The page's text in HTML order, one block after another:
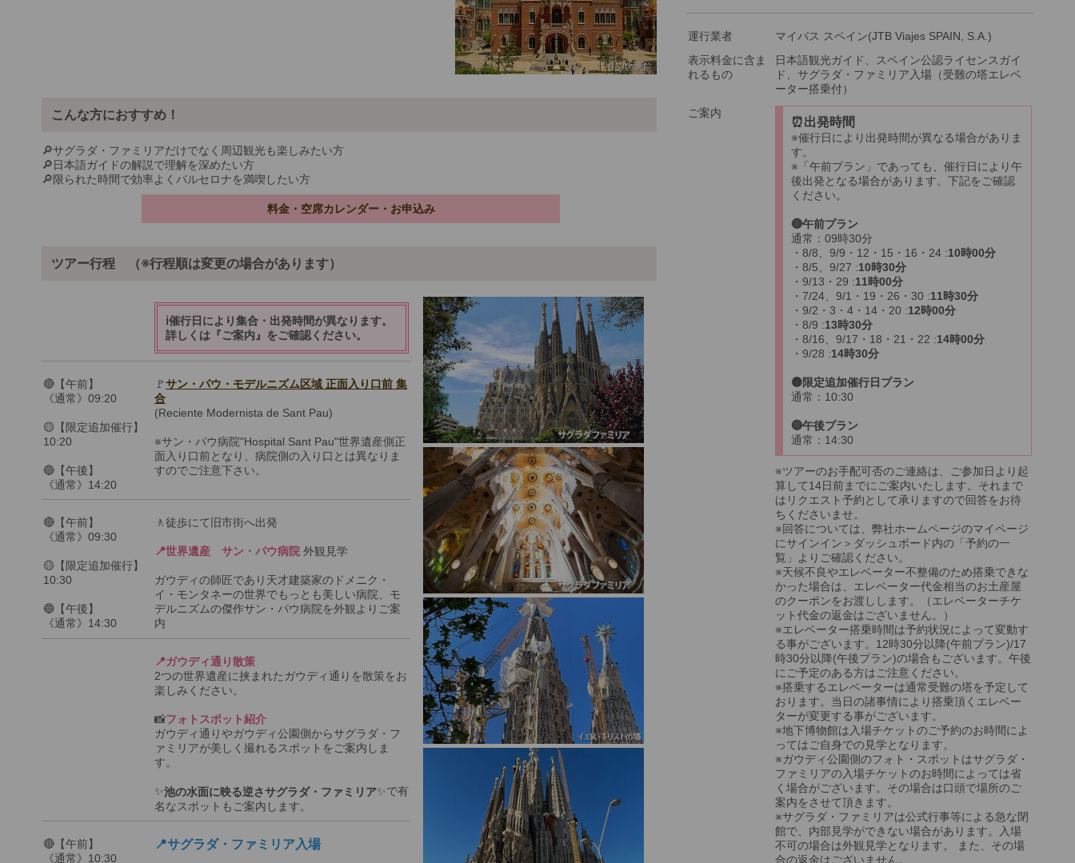
こんな方におすすめ！
🔎サグラダ・ファミリアだけでなく周辺観光も楽しみたい方
🔎日本語ガイドの解説で理解を深めたい方
🔎限られた時間で効率よくバルセロナを満喫したい方
料金・空席カレンダー・お申込み
ツアー行程 （※行程順は変更の場合があります）
ℹ️催行日により集合・出発時間が異なります。
詳しくは『ご案内』をご確認ください。
🔴【午前】
《通常》09:20
🟡【限定追加催行】
10:20
🔵【午後】
《通常》14:20
🚩サン・パウ・モデルニズム区域 正面入り口前 集
合
(Reciente Modernista de Sant Pau)
※サン・パウ病院"Hospital Sant Pau"世界遺産側正
面入り口前となり、病院側の入り口とは異なりま
すのでご注意下さい。
🔴【午前】
《通常》09:30
🟡【限定追加催行】
10:30
🔵【午後】
《通常》14:30
🚶徒歩にて旧市街へ出発
📍世界遺産 サン・パウ病院 外観見学
ガウディの師匠であり天才建築家のドメニク・
イ・モンタネーの世界でもっとも美しい病院、モ
デルニズムの傑作サン・パウ病院を外観よりご案
内
📍ガウディ通り散策
2つの世界遺産に挟まれたガウディ通りを散策をお
楽しみください。
📸フォトスポット紹介
ガウディ通りやガウディ公園側からサグラダ・フ
ァミリアが美しく撮れるスポットをご案内しま
す。
✨池の水面に映る逆さサグラダ・ファミリア✨で有
名なスポットもご案内します。
🔴【午前】
《通常》10:30
📍サグラダ・ファミリア入場
運行業者
マイバス スペイン(JTB Viajes SPAIN, S.A.)
表示料金に含ま
れるもの
日本語観光ガイド、スペイン公認ライセンスガイ
ド、サグラダ・ファミリア入場（受難の塔エレベ
ーター搭乗付）
ご案内
⏰出発時間
※催行日により出発時間が異なる場合がありま
す。
※「午前プラン」であっても、催行日により午
後出発となる場合があります。下記をご確認
ください。
🔴午前プラン
通常：09時30分
・8/8、9/9・12・15・16・24 :10時00分
・8/5、9/27 :10時30分
・9/13・29 :11時00分
・7/24、9/1・19・26・30 :11時30分
・9/2・3・4・14・20 :12時00分
・8/9 :13時30分
・8/16、9/17・18・21・22 :14時00分
・9/28 :14時30分
🟡限定追加催行日プラン
通常：10:30
🔵午後プラン
通常：14:30
※ツアーのお手配可否のご連絡は、ご参加日より起
算して14日前までにご案内いたします。それまで
はリクエスト予約として承りますので回答をお待
ちくださいませ。
※回答については、弊社ホームページのマイページ
にサインイン＞ダッシュボード内の「予約の一
覧」よりご確認ください。
※天候不良やエレベーター不整備のため搭乗できな
かった場合は、エレベーター代金相当のお土産屋
のクーポンをお渡しします。（エレベーターチケ
ット代金の返金はございません。）
※エレベーター搭乗時間は予約状況によって変動す
る事がございます。12時30分以降(午前プラン)/17
時30分以降(午後プラン)の場合もございます。午後
にご予定のある方はご注意ください。
※搭乗するエレベーターは通常受難の塔を予定して
おります。当日の諸事情により搭乗頂くエレベー
ターが変更する事がございます。
※地下博物館は入場チケットのご予約のお時間によ
ってはご自身での見学となります。
※ガウディ公園側のフォト・スポットはサグラダ・
ファミリアの入場チケットのお時間によっては省
く場合がございます。その場合は口頭で場所のご
案内をさせて頂きます。
※サグラダ・ファミリアは公式行事等による急な閉
館で、内部見学ができない場合があります。入場
不可の場合は外観見学となります。 また、その場
合の返金はございません。